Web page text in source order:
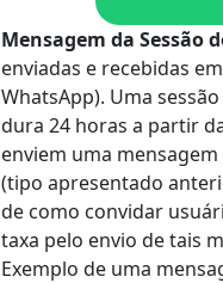
Mensagem da Sessão
enviadas e recebidas
WhatsApp). Uma
dura 24 horas a partir
enviem uma
(tipo apresentado
de como convidar
taxa pelo envio de tais
Exemplo de uma